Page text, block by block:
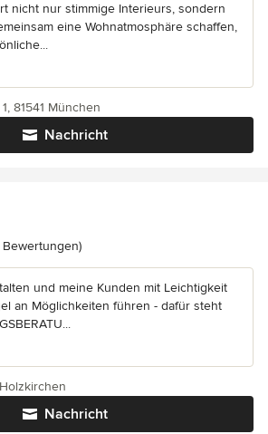
nicht nur stimmige Interieurs, sondern
eine Wohnatmosphäre schaffen,
Nachricht
81541 München
5 von 5 Sternen
Bewertungen)
und meine Kunden mit Leichtigkeit
an Möglichkeiten führen - dafür steht
Nachricht